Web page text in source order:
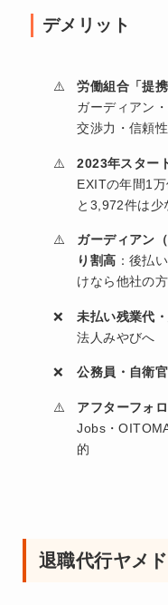
デメリット
労働組合「提
ガーディアン
交渉力・信頼
2023年スター
EXITの年間1
と3,972件は少
ガーディアン
り割高 ：後払
けなら他社の
未払い残業代
法人みやびへ
公務員・自衛
アフターフォ
Jobs・
的
退職代行ヤメ